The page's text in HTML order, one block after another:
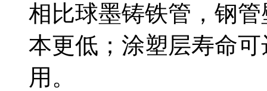
相比球墨铸铁管，钢
本更低；涂塑层寿命
用。